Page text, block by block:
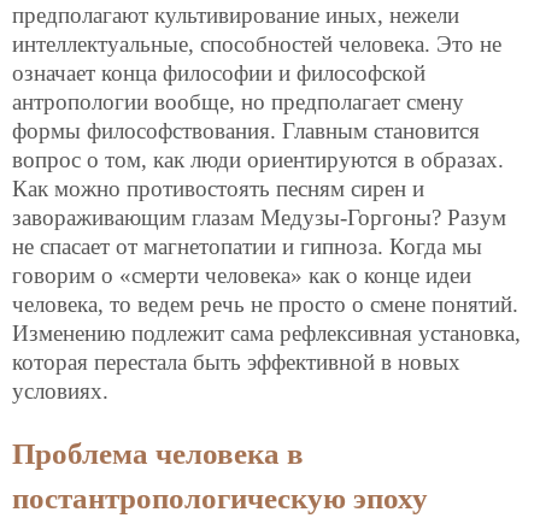
предполагают культивирование иных, нежели
интеллектуальные, способностей человека. Это не
означает конца философии и философской
антропологии вообще, но предполагает смену
формы философствования. Главным становится
вопрос о том, как люди ориентируются в образах.
Как можно противостоять песням сирен и
завораживающим глазам Медузы-Горгоны? Разум
не спасает от магнетопатии и гипноза. Когда мы
говорим о «смерти человека» как о конце идеи
человека, то ведем речь не просто о смене понятий.
Изменению подлежит сама рефлексивная установка,
которая перестала быть эффективной в новых
условиях.
Проблема человека в
постантропологическую эпоху